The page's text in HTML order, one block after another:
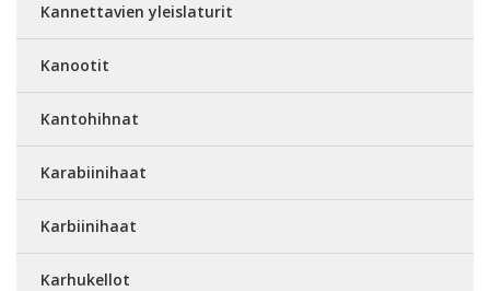
Kannettavien yleislaturit
Kanootit
Kantohihnat
Karabiinihaat
Karbiinihaat
Karhukellot